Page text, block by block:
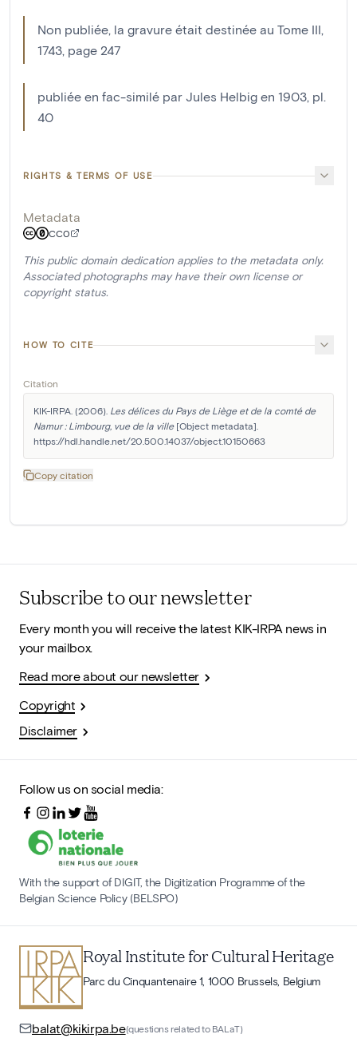
Non publiée, la gravure était destinée au Tome III,
1743, page 247
publiée en fac-similé par Jules Helbig en 1903, pl.
40
RIGHTS & TERMS OF USE
Metadata
CC0
This public domain dedication applies to the metadata only.
Associated photographs may have their own license or
copyright status.
HOW TO CITE
Citation
KIK-IRPA. (2006). Les délices du Pays de Liège et de la comté de
Namur : Limbourg, vue de la ville [Object metadata].
https://hdl.handle.net/20.500.14037/object.10150663
Copy citation
Subscribe to our newsletter
Every month you will receive the latest KIK-IRPA news in
your mailbox.
Read more about our newsletter
Copyright
Disclaimer
Follow us on social media:
With the support of DIGIT, the Digitization Programme of the
Belgian Science Policy (BELSPO)
Royal Institute for Cultural Heritage
Parc du Cinquantenaire 1, 1000 Brussels, Belgium
balat@kikirpa.be(questions related to BALaT)